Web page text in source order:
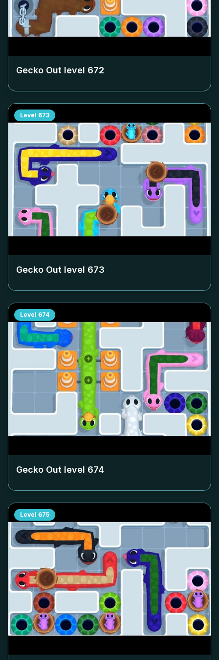
Gecko Out level 672
Level 673
Gecko Out level 673
Level 674
Gecko Out level 674
Level 675